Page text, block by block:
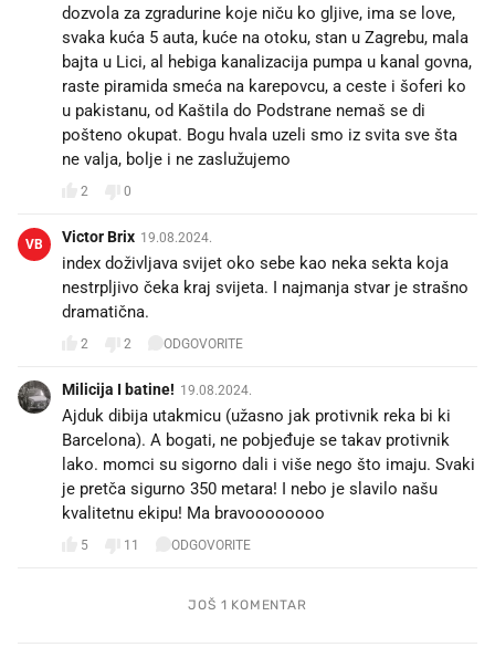
dozvola za zgradurine koje niču ko gljive, ima se love,
svaka kuća 5 auta, kuće na otoku, stan u Zagrebu, mala
bajta u Lici, al hebiga kanalizacija pumpa u kanal govna,
raste piramida smeća na karepovcu, a ceste i šoferi ko
u pakistanu, od Kaštila do Podstrane nemaš se di
pošteno okupat. Bogu hvala uzeli smo iz svita sve šta
ne valja, bolje i ne zaslužujemo
2 0
VB Victor Brix 19.08.2024.
index doživljava svijet oko sebe kao neka sekta koja
nestrpljivo čeka kraj svijeta. I najmanja stvar je strašno
dramatična.
2 2 ODGOVORITE
Milicija I batine! 19.08.2024.
Ajduk dibija utakmicu (užasno jak protivnik reka bi ki
Barcelona). A bogati, ne pobjeđuje se takav protivnik
lako. momci su sigorno dali i više nego što imaju. Svaki
je pretča sigurno 350 metara! I nebo je slavilo našu
kvalitetnu ekipu! Ma bravoooooooo
5 11 ODGOVORITE
JOŠ 1 KOMENTAR